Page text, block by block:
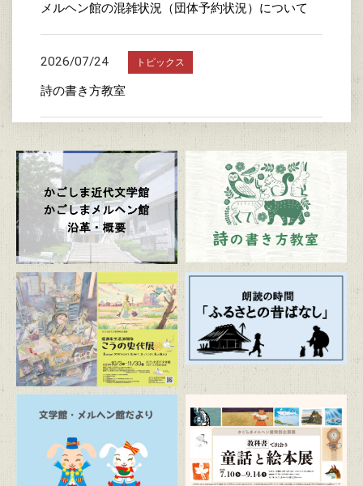
メルヘン館の混雑状況（団体予約状況）について
2026/07/24 トピックス
詩の書き方教室
2026/07/23
かごしま近代文学館特別企画展 「漫画家生活30周
年 こうの史代展 鳥がとび、ウサギもはねて、花
ゆれて、走ってこけて、長い道のり～かごしまスペ
シャルエディション～」
2026/07/20 トピックス
朗読の時間「ふるさとの昔ばなし」
2026/07/19 トピックス
駐車場および周辺道路混雑のお知らせ
2026/06/20 トピックス
「文学館・メルヘン館だより」(隔月発行)